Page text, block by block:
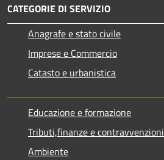
CATEGORIE DI SERVIZIO
Anagrafe e stato civile
Imprese e Commercio
Catasto e urbanistica
Educazione e formazione
Tributi,finanze e contravvenzioni
Ambiente